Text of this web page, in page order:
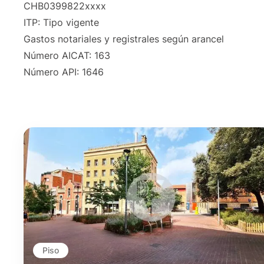
CHB0399822xxxx
ITP: Tipo vigente
Gastos notariales y registrales según arancel
Número AICAT: 163
Número API: 1646
Piso